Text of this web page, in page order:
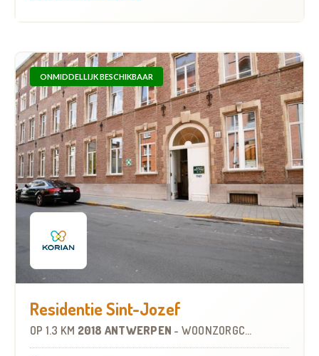
ONMIDDELLIJK BESCHIKBAAR
Residentie Sint-Jozef
OP 1.3 KM 2018 ANTWERPEN - WOONZORGCENTRUM (WZC)